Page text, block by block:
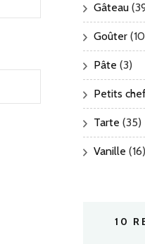
Gâteau
Goûter
Pâte (3)
Petits
Tarte (35)
Vanille (16)
10